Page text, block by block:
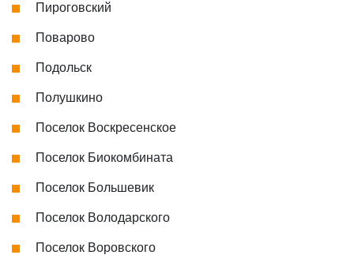
Пироговский
Поварово
Подольск
Полушкино
Поселок Воскресенское
Поселок Биокомбината
Поселок Большевик
Поселок Володарского
Поселок Воровского